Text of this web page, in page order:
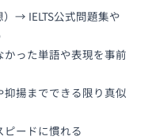
→ IELTS公式問題集や
った単語や表現を事前
揚までできる限り真似
ードに慣れる